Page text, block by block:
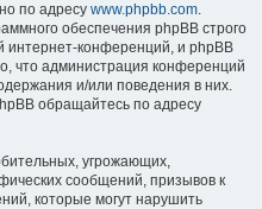
по адресу www.phpbb.com.
обеспечения phpBB строго
интернет-конференций, и phpBB
что администрация конференций
и/или поведения в них.
обращайтесь по адресу
угрожающих,
сообщений, призывов к
которые могут нарушить